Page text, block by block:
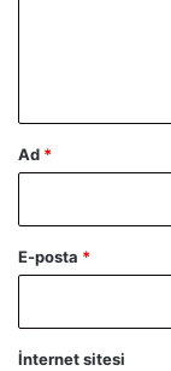
Ad *
E-posta *
İnternet sitesi